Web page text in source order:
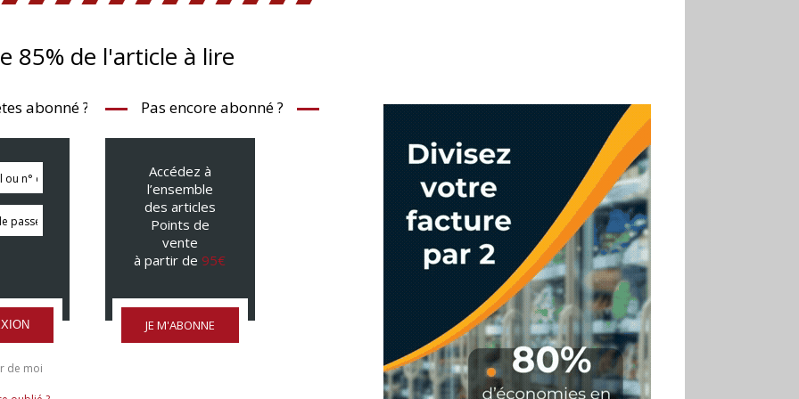
85% de l'article à lire
abonné ?
de moi
Pas encore abonné ?
Accédez à
l’ensemble
des articles
Points de
vente
à partir de 95€
JE M'ABONNE